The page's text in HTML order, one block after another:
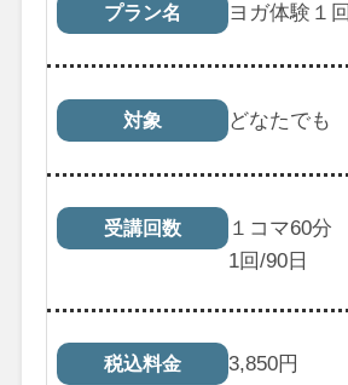
プラン名 ヨガ体験１回
対象 どなたでも
受講回数
１コマ60分
1回/90日
税込料金 3,850円